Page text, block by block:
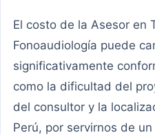
El costo de la Asesor en
Fonoaudiología puede
significativamente
como la dificultad del
del consultor y la
Perú, por servirnos de